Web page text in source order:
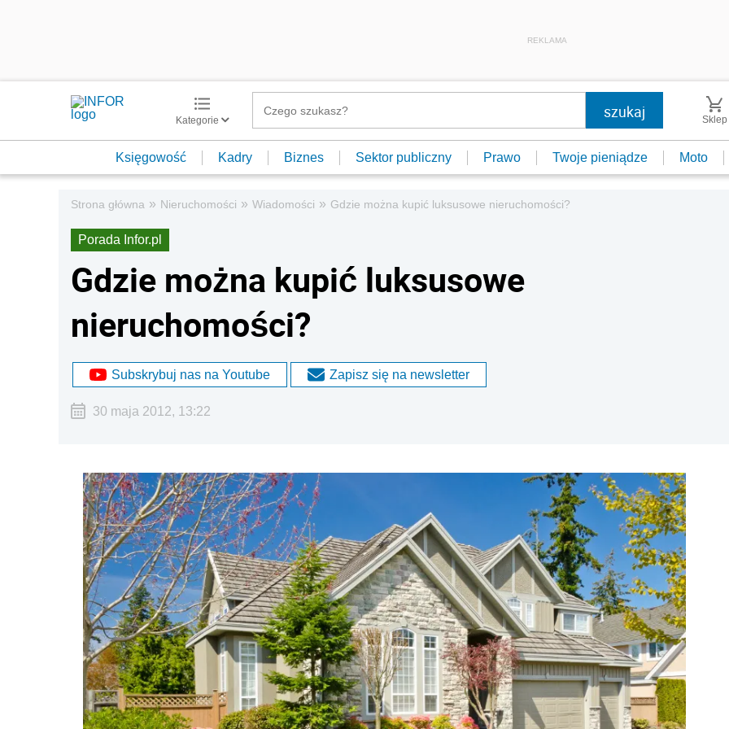
REKLAMA
Kategorie Sklep
Księgowość Kadry Biznes Sektor publiczny Prawo Twoje pieniądze Moto
Strona główna » Nieruchomości » Wiadomości » Gdzie można kupić luksusowe nieruchomości?
Porada Infor.pl
Gdzie można kupić luksusowe
nieruchomości?
Subskrybuj nas na Youtube Zapisz się na newsletter
30 maja 2012, 13:22